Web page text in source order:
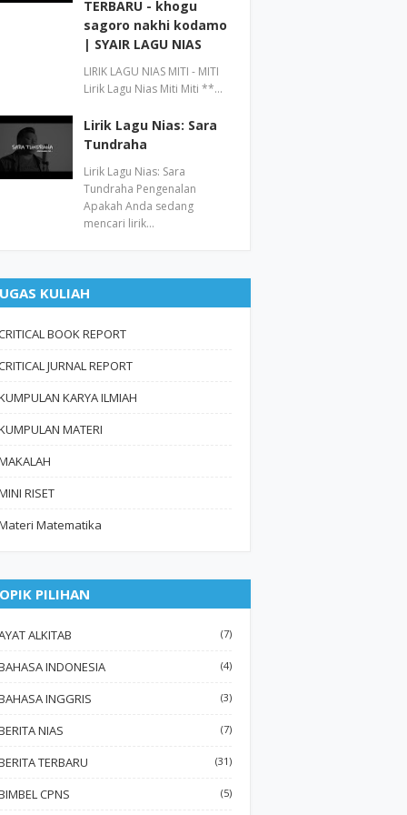
TERBARU - khogu
sagoro nakhi kodamo
| SYAIR LAGU NIAS
LIRIK LAGU NIAS MITI - MITI
Lirik Lagu Nias Miti Miti **…
Lirik Lagu Nias: Sara
Tundraha
Lirik Lagu Nias: Sara
Tundraha Pengenalan
Apakah Anda sedang
mencari lirik…
KULIAH
BOOK REPORT
JURNAL REPORT
KARYA ILMIAH
MATERI
RISET
Matematika
PILIHAN
ALKITAB (7)
INDONESIA (4)
INGGRIS (3)
NIAS (7)
TERBARU (31)
CPNS (5)